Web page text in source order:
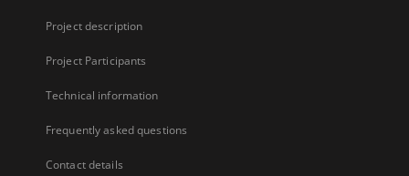
Project description
Project Participants
Technical information
Frequently asked questions
Contact details